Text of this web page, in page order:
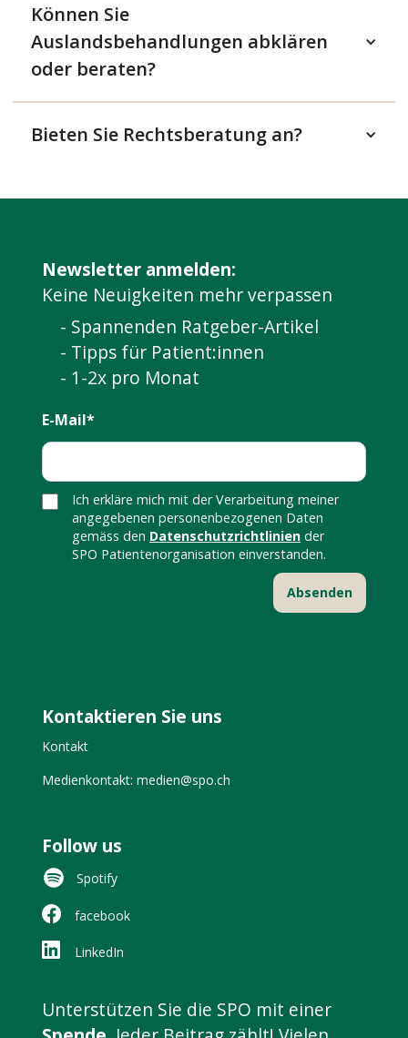
Können Sie
Auslandsbehandlungen abklären
oder beraten?
Bieten Sie Rechtsberatung an?
Newsletter anmelden:
Keine Neuigkeiten mehr verpassen
- Spannenden Ratgeber-Artikel
- Tipps für Patient:innen
- 1-2x pro Monat
E-Mail*
Ich erkläre mich mit der Verarbeitung meiner
angegebenen personenbezogenen Daten
gemäss den Datenschutzrichtlinien der
SPO Patientenorganisation einverstanden.
Kontaktieren Sie uns
Kontakt
Medienkontakt: medien@spo.ch
Follow us
Spotify
facebook
LinkedIn
Unterstützen Sie die SPO mit einer